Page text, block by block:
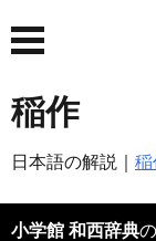
稲作
日本語の解説｜ 稲
小学館 和西辞典